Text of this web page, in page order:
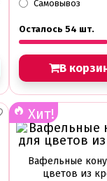
Самовывоз
Осталось 54 шт.
В
Хит!
Вафельные
цветов из